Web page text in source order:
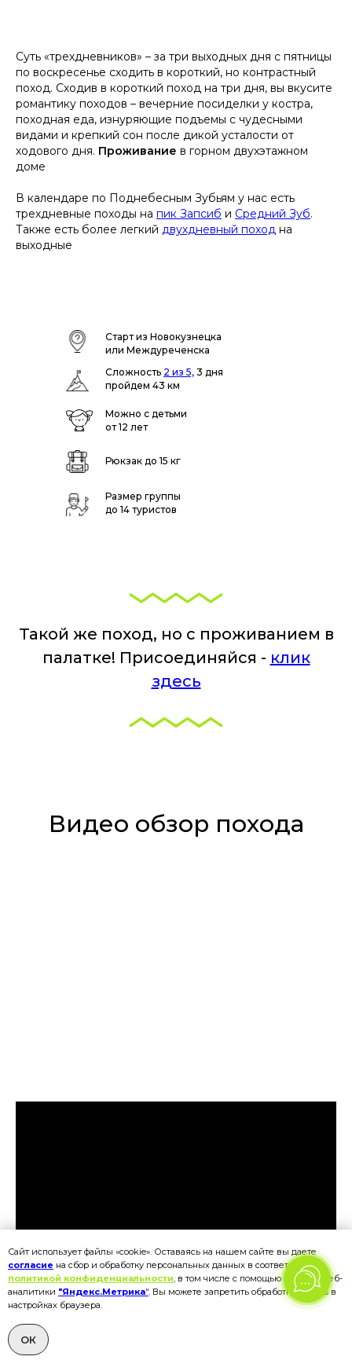
Суть «трехдневников» – за три выходных дня с пятницы
по воскресенье сходить в короткий, но контрастный
поход. Сходив в короткий поход на три дня, вы вкусите
романтику походов – вечерние посиделки у костра,
походная еда, изнуряющие подъемы с чудесными
видами и крепкий сон после дикой усталости от
ходового дня. Проживание в горном двухэтажном
доме
В календаре по Поднебесным Зубьям у нас есть
трехдневные походы на пик Запсиб и Средний Зуб.
Также есть более легкий двухдневный поход на
выходные
Старт из Новокузнецка
или Междуреченска
Сложность 2 из 5, 3 дня
пройдем 43 км
Рюкзак до 15 кг
Размер группы
до 14 туристов
Можно с детьми
от 12 лет
Такой же поход, но с проживанием в
палатке! Присоединяйся - клик
здесь
Видео обзор похода
Сайт использует файлы «cookie». Оставаясь на нашем сайте вы даете
согласие на сбор и обработку персональных данных в соответствии с
политикой конфиденциальности, в том числе с помощью сервиса веб-
аналитики "Яндекс.Метрика". Вы можете запретить обработку cookies в
настройках браузера.
ОК